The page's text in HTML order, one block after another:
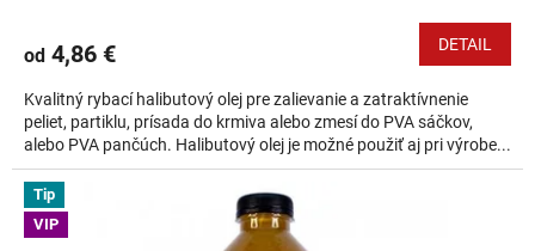
od 4,86 € DETAIL
Kvalitný rybací halibutový olej pre zalievanie a zatraktívnenie
peliet, partiklu, prísada do krmiva alebo zmesí do PVA sáčkov,
alebo PVA pančúch. Halibutový olej je možné použiť aj pri výrobe...
Tip
VIP